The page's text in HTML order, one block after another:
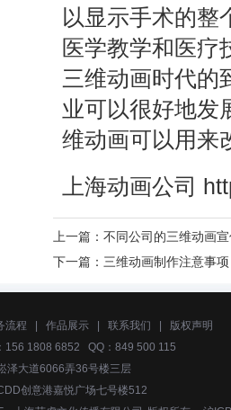
以显示手术的整
医学教学和医疗
三维动画时代的
业可以很好地发
维动画可以用来
上海动画公司
上一篇： 不同公司的三维动画
下一篇： 三维动画制作注意事项
流程 作品展示 联系我们
版权声明
1808 6852 QQ：849 500 115
泽大道6066弄36号楼三层
创意港嘉悦广场七号楼512